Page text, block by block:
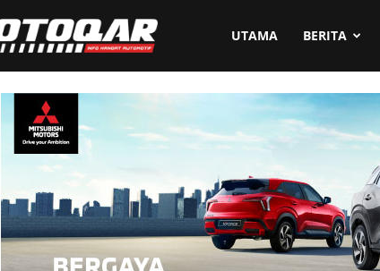
Motoqar UTAMA BERITA